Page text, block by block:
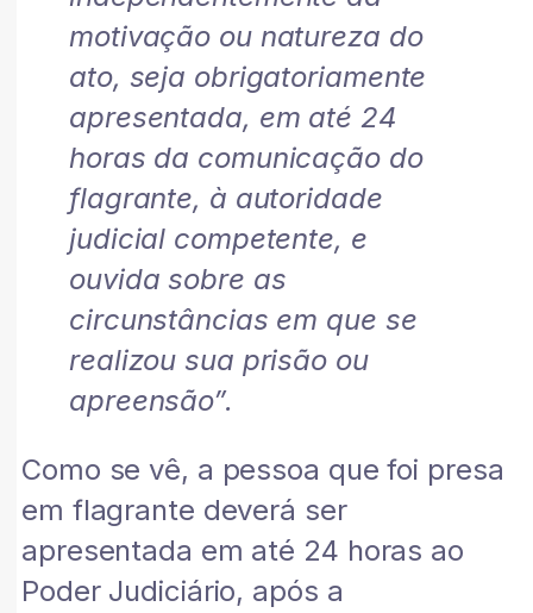
motivação ou natureza do
ato, seja obrigatoriamente
apresentada, em até 24
horas da comunicação do
flagrante, à autoridade
judicial competente, e
ouvida sobre as
circunstâncias em que se
realizou sua prisão ou
apreensão”.
Como se vê, a pessoa que foi presa
em flagrante deverá ser
apresentada em até 24 horas ao
Poder Judiciário, após a